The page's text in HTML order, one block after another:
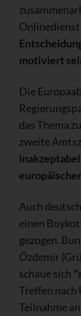
Onlinedienst
motiviert
Die
das Thema
zweite
Auch
einen
gezogen.
Özdemir
schaue sich
Treffen nach
Teilnahme